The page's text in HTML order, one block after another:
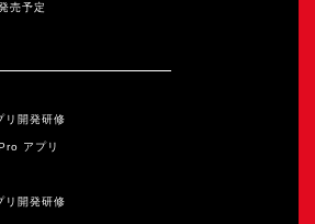
売予定
開発研修
アプリ
開発研修